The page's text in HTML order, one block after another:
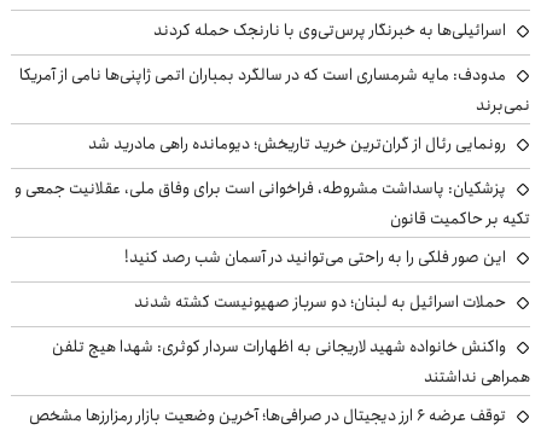
اسرائیلی‌ها به خبرنگار پرس‌تی‌وی با نارنجک حمله کردند
مدودف: مایه شرمساری است که در سالگرد بمباران اتمی ژاپنی‌ها نامی از آمریکا
نمی‌برند
رونمایی رئال از گران‌ترین خرید تاریخش؛ دیومانده راهی مادرید شد
پزشکیان: پاسداشت مشروطه، فراخوانی است برای وفاق ملی، عقلانیت جمعی و
تکیه بر حاکمیت قانون
این صور فلکی را به راحتی می‌توانید در آسمان شب رصد کنید!
حملات اسرائیل به لبنان؛ دو سرباز صهیونیست کشته شدند
واکنش خانواده شهید لاریجانی به اظهارات سردار کوثری: شهدا هیچ تلفن
همراهی نداشتند
توقف عرضه ۶ ارز دیجیتال در صرافی‌ها؛ آخرین وضعیت بازار رمزارزها مشخص